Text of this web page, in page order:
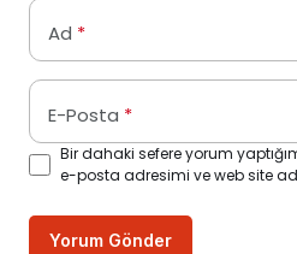
Ad *
E-Posta *
Bir dahaki sefere yorum
e-posta adresimi ve web site
Yorum Gönder